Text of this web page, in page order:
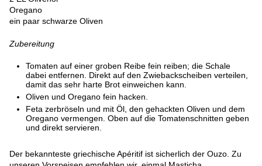
Oregano
ein paar schwarze Oliven
Zubereitung
Tomaten auf einer groben Reibe fein reiben; die Schale
dabei entfernen. Direkt auf den Zwiebackscheiben verteilen,
damit das sehr harte Brot einweichen kann.
Oliven und Oregano fein hacken.
Feta zerbröseln und mit Öl, den gehackten Oliven und dem
Oregano vermengen. Oben auf die Tomatenschnitten geben
und direkt servieren.
Der bekannteste griechische Apéritif ist sicherlich der Ouzo. Zu